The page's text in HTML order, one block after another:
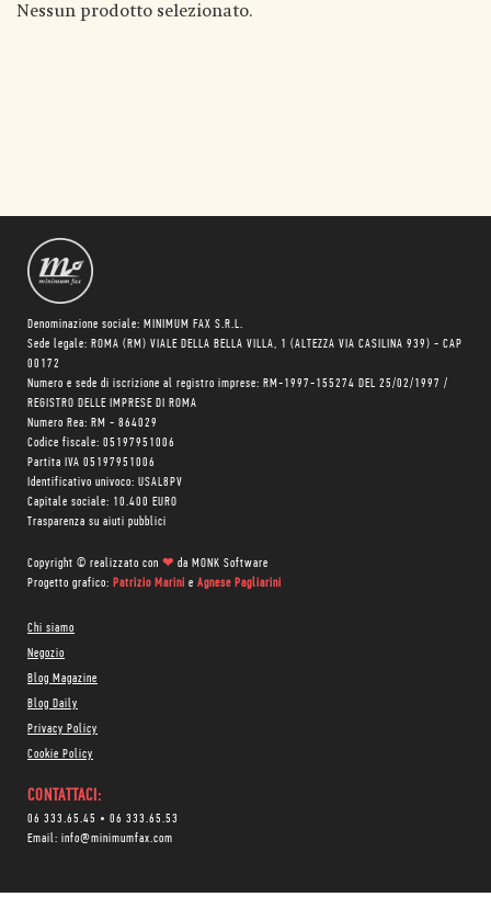
Nessun prodotto selezionato.
Denominazione sociale: MINIMUM FAX S.R.L.
Sede legale: ROMA (RM) VIALE DELLA BELLA VILLA, 1 (ALTEZZA VIA CASILINA 939) - CAP
00172
Numero e sede di iscrizione al registro imprese: RM-1997-155274 DEL 25/02/1997 /
REGISTRO DELLE IMPRESE DI ROMA
Numero Rea: RM - 864029
Codice fiscale: 05197951006
Partita IVA 05197951006
Identificativo univoco: USAL8PV
Capitale sociale: 10.400 EURO
Trasparenza su aiuti pubblici
Copyright © realizzato con ❤ da MONK Software
Progetto grafico: Patrizio Marini e Agnese Pagliarini
Chi siamo
Negozio
Blog Magazine
Blog Daily
Privacy Policy
Cookie Policy
CONTATTACI:
06 333.65.45 • 06 333.65.53
Email: info@minimumfax.com